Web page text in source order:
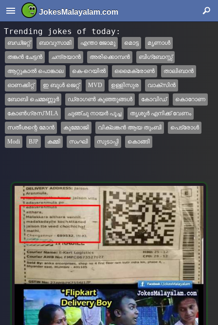
Trending jokes of today:
ബഡ്ജറ്റ് ബാവുസാമി എന്താ ജോമു മൊട്ട മൃണാള്‍
തങ്കന്‍ ചേട്ടന്‍ ചന്ദ്രയാന്‍ അരിക്കൊമ്പൻ ബിഗ്‌ബോസ്സ്
ആറ്റുകാൽ പൊങ്കാല കെ-റെയില്‍ ഒമൈക്രോണ്‍ താലിബാന്‍
ഓണക്കിറ്റ്‌ ഇ ബുള്‍ ജെറ്റ് MVD ഉള്ളിസുര വാക്സിന്‍
ബോബി ചെമ്മണ്ണൂര്‍ ഡ്രാഗൺ കുഞ്ഞുങ്ങൾ കോവിഡ് കൊറോണ
കോണ്‍ഗ്രസ് MLA ചുഞ്ചു നായർ പൂച്ച തൃശൂര്‍ എനിക്ക് വേണം
സതീശന്റെ മോൻ കുമ്മോജി വിക്ലങ്കന്‍ ആയ തുംബി പെട്രോള്‍
Modi BJP കമ്മി സംഘി സുടാപ്പി കൊങ്ങി
JokesMalayalam.com